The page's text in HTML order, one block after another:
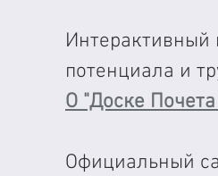
Интерактивный
потенциала и
О "Доске
Официальный